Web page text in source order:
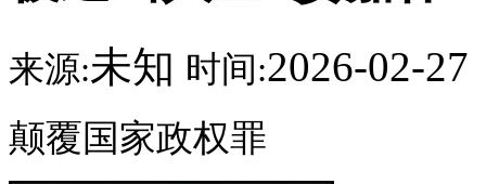
来源:未知 时间:2026-02-27
颠覆国家政权罪